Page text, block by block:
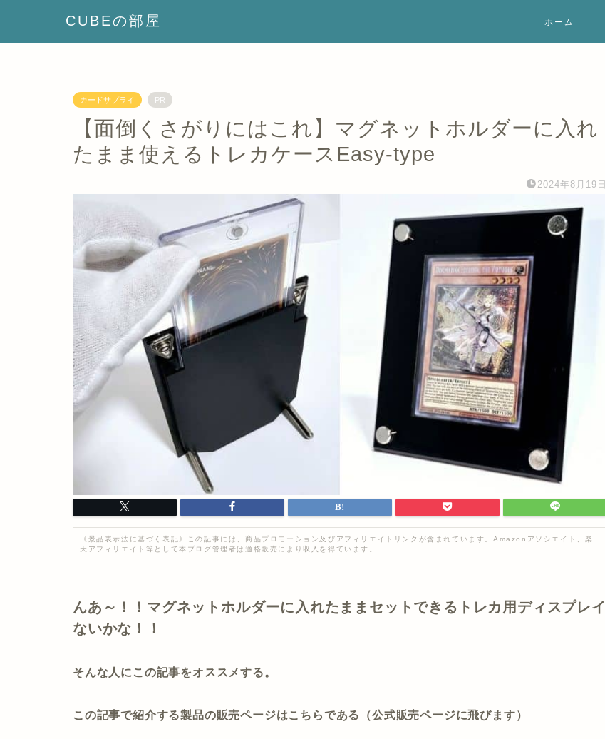
CUBEの部屋 ホーム
カードサプライ PR
【面倒くさがりにはこれ】マグネットホルダーに入れ
たまま使えるトレカケースEasy-type
2024年8月19日
《景品表示法に基づく表記》この記事には、商品プロモーション及びアフィリエイトリンクが含まれています。Amazonアソシエイト、楽
天アフィリエイト等として本ブログ管理者は適格販売により収入を得ています。
んあ～！！マグネットホルダーに入れたままセットできるトレカ用ディスプレイ
ないかな！！
そんな人にこの記事をオススメする。
この記事で紹介する製品の販売ページはこちらである（公式販売ページに飛びます）